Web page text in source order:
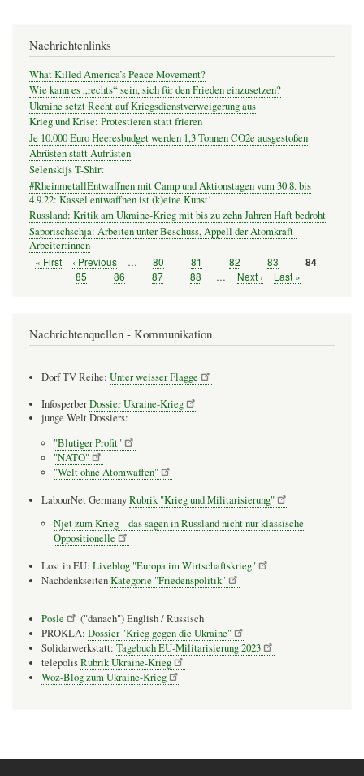
Nachrichtenlinks
What Killed America’s Peace Movement?
Wie kann es „rechts“ sein, sich für den Frieden einzusetzen?
Ukraine setzt Recht auf Kriegsdienstverweigerung aus
Krieg und Krise: Protestieren statt frieren
Je 10.000 Euro Heeresbudget werden 1,3 Tonnen CO2e ausgestoßen
Abrüsten statt Aufrüsten
Selenskijs T-Shirt
#RheinmetallEntwaffnen mit Camp und Aktionstagen vom 30.8. bis
4.9.22: Kassel entwaffnen ist (k)eine Kunst!
Russland: Kritik am Ukraine-Krieg mit bis zu zehn Jahren Haft bedroht
Saporischschja: Arbeiten unter Beschuss, Appell der Atomkraft-
Arbeiter:innen
Seitennummerierung
Erste
« First
Vorherige
Seite
‹ Previous … Seite
80 Seite
81 Seite
82 Seite
83 Seite
84
Seite
85 Seite
86 Seite
87 Seite
88 …
Nächste
Next ›
Letzte
Last »
Nachrichtenquellen - Kommunikation
Dorf TV Reihe: Unter weisser Flagge
InfosperberDossier Ukraine-Krieg
junge Welt Dossiers:
"Blutiger Profit"
"NATO"
"Welt ohne Atomwaffen"
LabourNet GermanyRubrik "Krieg und Militarisierung"
Njet zum Krieg – das sagen in Russland nicht nur klassische
Oppositionelle
Lost in EU: Liveblog "Europa im Wirtschaftskrieg"
NachdenkseitenKategorie "Friedenspolitik"
Posle
("danach") English / Russisch
PROKLA: Dossier "Krieg gegen die Ukraine"
Solidarwerkstatt: Tagebuch EU-Militarisierung 2023
telepolisRubrik Ukraine-Krieg
Woz-Blog zum Ukraine-Krieg